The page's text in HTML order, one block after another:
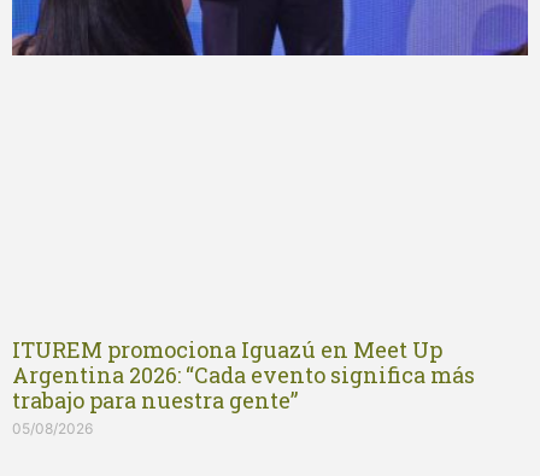
ITUREM promociona Iguazú en Meet Up
Argentina 2026: “Cada evento significa más
trabajo para nuestra gente”
05/08/2026